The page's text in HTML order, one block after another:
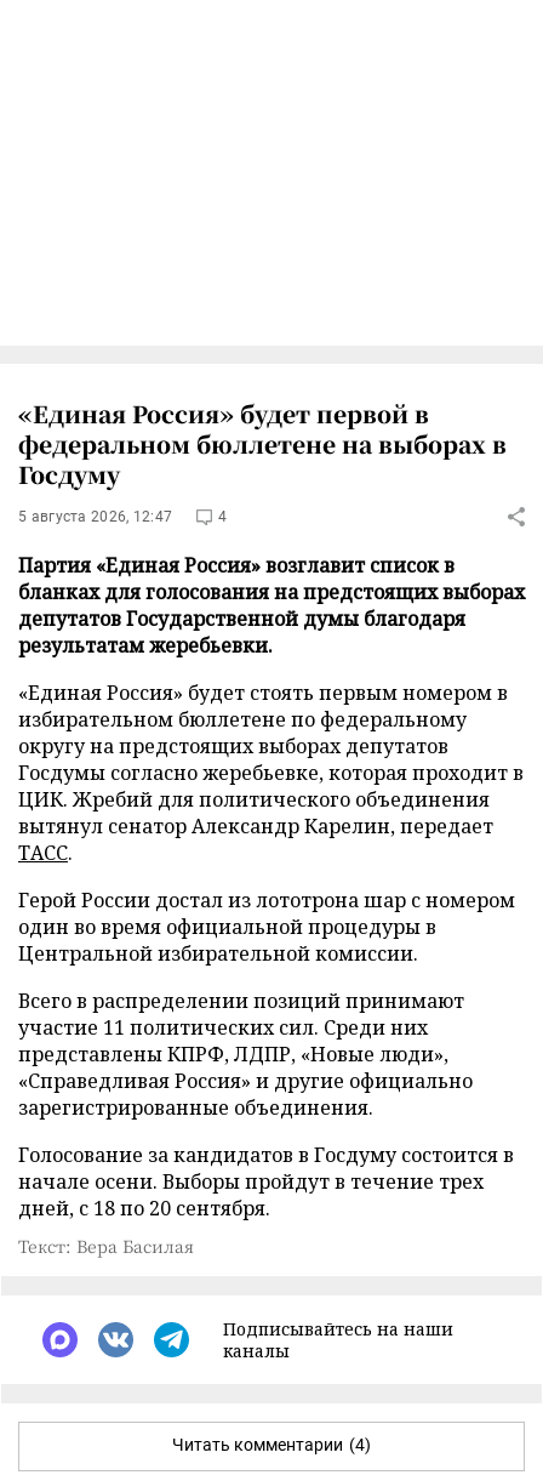
«Единая Россия» будет первой в
федеральном бюллетене на выборах в
Госдуму
5 августа 2026, 12:47 4
Партия «Единая Россия» возглавит список в
бланках для голосования на предстоящих выборах
депутатов Государственной думы благодаря
результатам жеребьевки.
«Единая Россия» будет стоять первым номером в
избирательном бюллетене по федеральному
округу на предстоящих выборах депутатов
Госдумы согласно жеребьевке, которая проходит в
ЦИК. Жребий для политического объединения
вытянул сенатор Александр Карелин, передает
ТАСС.
Герой России достал из лототрона шар с номером
один во время официальной процедуры в
Центральной избирательной комиссии.
Всего в распределении позиций принимают
участие 11 политических сил. Среди них
представлены КПРФ, ЛДПР, «Новые люди»,
«Справедливая Россия» и другие официально
зарегистрированные объединения.
Голосование за кандидатов в Госдуму состоится в
начале осени. Выборы пройдут в течение трех
дней, с 18 по 20 сентября.
Текст: Вера Басилая
Подписывайтесь на наши
каналы
Читать комментарии (4)